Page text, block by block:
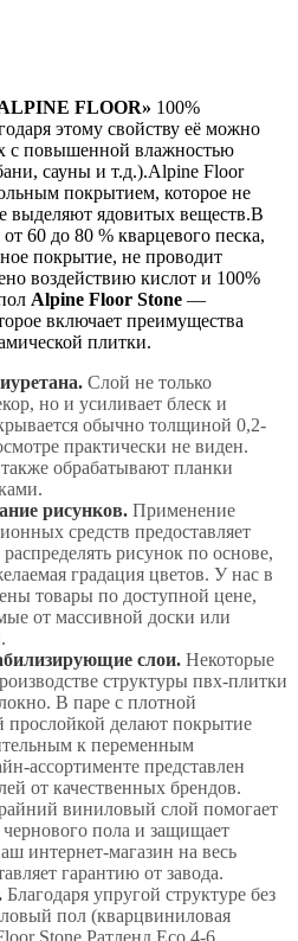
FLOOR» 100%
этому свойству её можно
с повышенной влажностью
сауны и т.д.).Alpine Floor
покрытием, которое не
выделяют ядовитых веществ.В
60 до 80 % кварцевого песка,
покрытие, не проводит
воздействию кислот и 100%
Alpine Floor Stone —
включает преимущества
плитки.
Слой не только
но и усиливает блеск и
обычно толщиной 0,2-
практически не виден.
обрабатывают планки
рисунков. Применение
средств предоставляет
рисунок по основе,
градация цветов. У нас в
товары по доступной цене,
от массивной доски или
слои. Некоторые
структуры пвх-плитки
В паре с плотной
делают покрытие
к переменным
ассортименте представлен
от качественных брендов.
виниловый слой помогает
чернового пола и защищает
интернет-магазин на весь
гарантию от завода.
Благодаря упругой структуре без
пол (кварцвиниловая
Stone Ратленд Eco 4-6